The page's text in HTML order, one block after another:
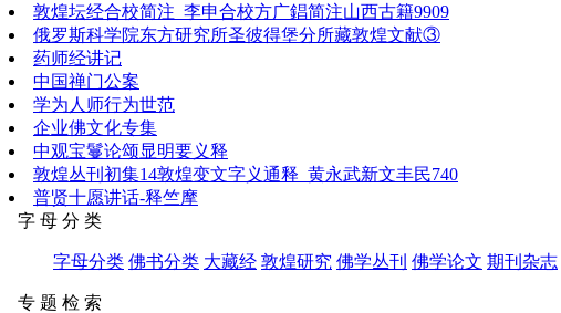
敦煌坛经合校简注_李申合校方广錩简注山西古籍9909
俄罗斯科学院东方研究所圣彼得堡分所藏敦煌文献③
药师经讲记
中国禅门公案
学为人师行为世范
企业佛文化专集
中观宝鬘论颂显明要义释
敦煌丛刊初集14敦煌变文字义通释_黄永武新文丰民740
普贤十愿讲话-释竺摩
字 母 分 类
字母分类 佛书分类 大藏经 敦煌研究 佛学丛刊 佛学论文 期刊杂志
专 题 检 索